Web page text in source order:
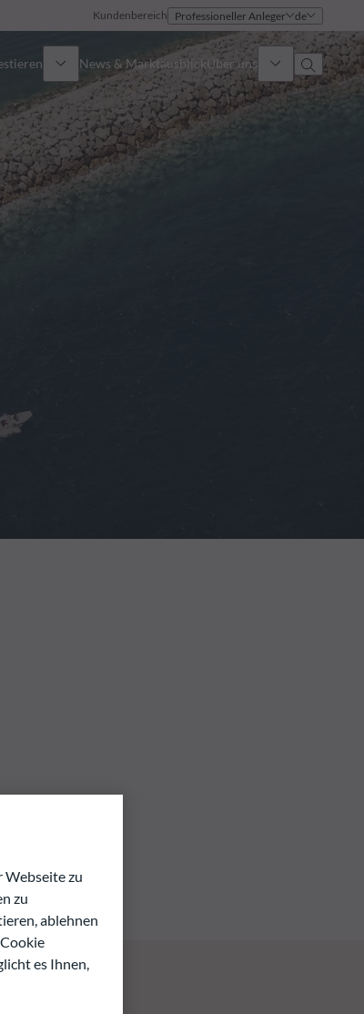
Kundenbereich Professioneller Anleger de
News & MarktausblickÜber uns
Identität
Webseite zu
zu
ablehnen
es Ihnen,